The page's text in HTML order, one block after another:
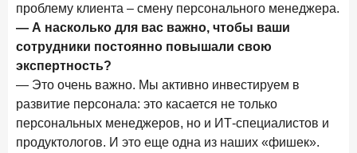
прогнозы на восстановление
По итогам ноября 2025 года объем выдач кредитов
составил 1 027 млрд руб.
5 декабря 2025 года
Эмоции, эксклюзив и вовлечение: новая формула
банковской лояльности
проблему клиента – смену персонального менеджера.
— А насколько для вас важно, чтобы ваши
сотрудники постоянно повышали свою
экспертность?
— Это очень важно. Мы активно инвестируем в
развитие персонала: это касается не только
персональных менеджеров, но и ИТ-специалистов и
продуктологов. И это еще одна из наших «фишек».